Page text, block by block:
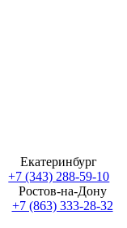
Екатеринбург
+7 (343) 288-59-10
Ростов-на-Дону
+7 (863) 333-28-32